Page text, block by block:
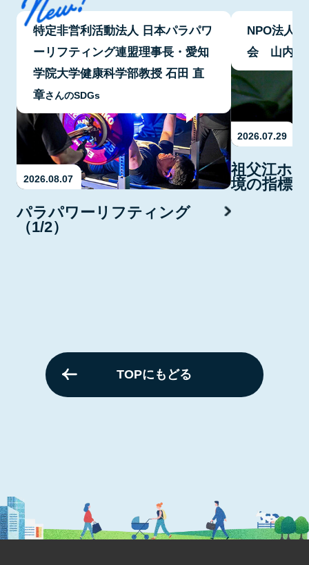
特定非営利活動法人 日本パラパワ
ーリフティング連盟理事長・愛知
学院大学健康科学部教授 石田 直
章さんのSDGs
2026.08.07
パラパワーリフティング
（1/2）
NPO法人
会 山内
2026.07.29
祖父江ホ
境の指標
TOPにもどる